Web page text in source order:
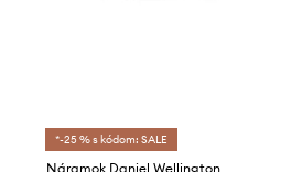
*-25 % s kódom: SALE
Náramok Daniel Wellington